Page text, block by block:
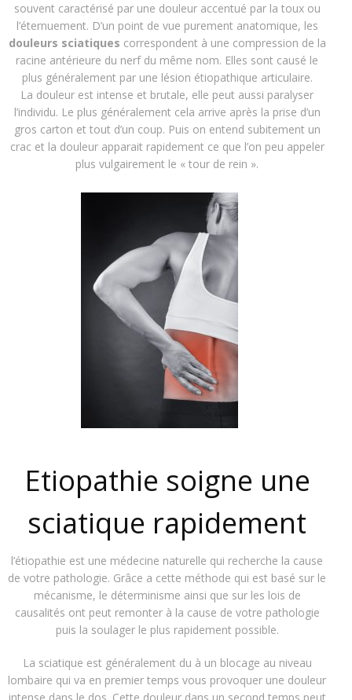
souvent caractérisé par une douleur accentué par la toux ou
l’éternuement. D’un point de vue purement anatomique, les
douleurs sciatiques correspondent à une compression de la
racine antérieure du nerf du même nom. Elles sont causé le
plus généralement par une lésion étiopathique articulaire.
La douleur est intense et brutale, elle peut aussi paralyser
l’individu. Le plus généralement cela arrive après la prise d’un
gros carton et tout d’un coup. Puis on entend subitement un
crac et la douleur apparait rapidement ce que l’on peu appeler
plus vulgairement le « tour de rein ».
Etiopathie soigne une
sciatique rapidement
l’étiopathie est une médecine naturelle qui recherche la cause
de votre pathologie. Grâce a cette méthode qui est basé sur le
mécanisme, le déterminisme ainsi que sur les lois de
causalités ont peut remonter à la cause de votre pathologie
puis la soulager le plus rapidement possible.
La sciatique est généralement du à un blocage au niveau
lombaire qui va en premier temps vous provoquer une douleur